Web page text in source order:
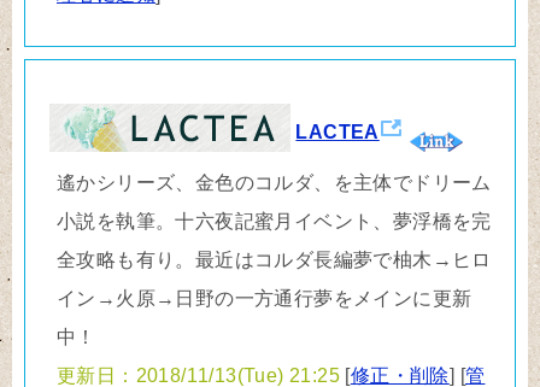
LACTEA
遙かシリーズ、金色のコルダ、を主体でドリーム
小説を執筆。十六夜記蜜月イベント、夢浮橋を完
全攻略も有り。最近はコルダ長編夢で柚木→ヒロ
イン→火原→日野の一方通行夢をメインに更新
中！
更新日：2018/11/13(Tue) 21:25 [修正・削除] [管